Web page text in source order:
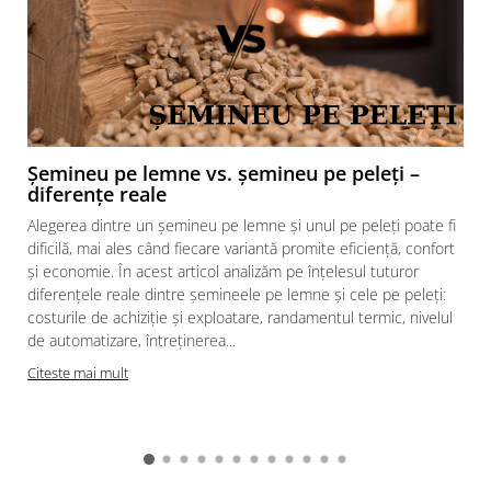
Soba BK cu cahle ceramice decorative negre,
montata in judetul Cluj de catre partenerul
nostru de incredere Buiga Sorin.
Racordarea la cosul de fum se poate
realizaatat in partea de sus cat si in
partea din spate a sobei
Soba este echipata cu racord pentru admisie
a aerului din exterior de fi 100mm, pentru cei
care doresc ca aerul de ardere sa fie adus de
afara. Astfelnu va consuma oxigenul din
incapereaunde este amplasata, mai putine
reziduuri si un tiraj mai bun.
superioara a camerei de ardere pentru a
Șemineu pe lemne vs. șemineu pe peleți –
diferențe reale
Alegerea dintre un șemineu pe lemne și unul pe peleți poate fi
dificilă, mai ales când fiecare variantă promite eficiență, confort
și economie. În acest articol analizăm pe înțelesul tuturor
diferențele reale dintre șemineele pe lemne și cele pe peleți:
costurile de achiziție și exploatare, randamentul termic, nivelul
de automatizare, întreținerea...
Citeste mai mult